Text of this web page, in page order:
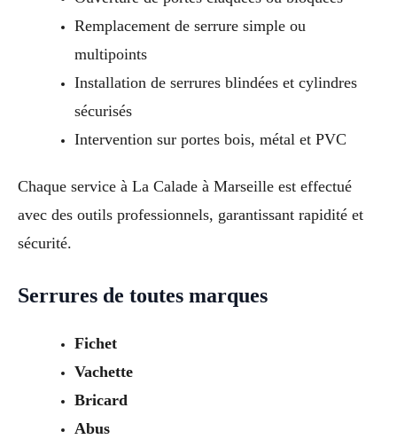
Remplacement de serrure simple ou
multipoints
Installation de serrures blindées et cylindres
sécurisés
Intervention sur portes bois, métal et PVC
Chaque service à La Calade à Marseille est effectué
avec des outils professionnels, garantissant rapidité et
sécurité.
Serrures de toutes marques
Fichet
Vachette
Bricard
Abus